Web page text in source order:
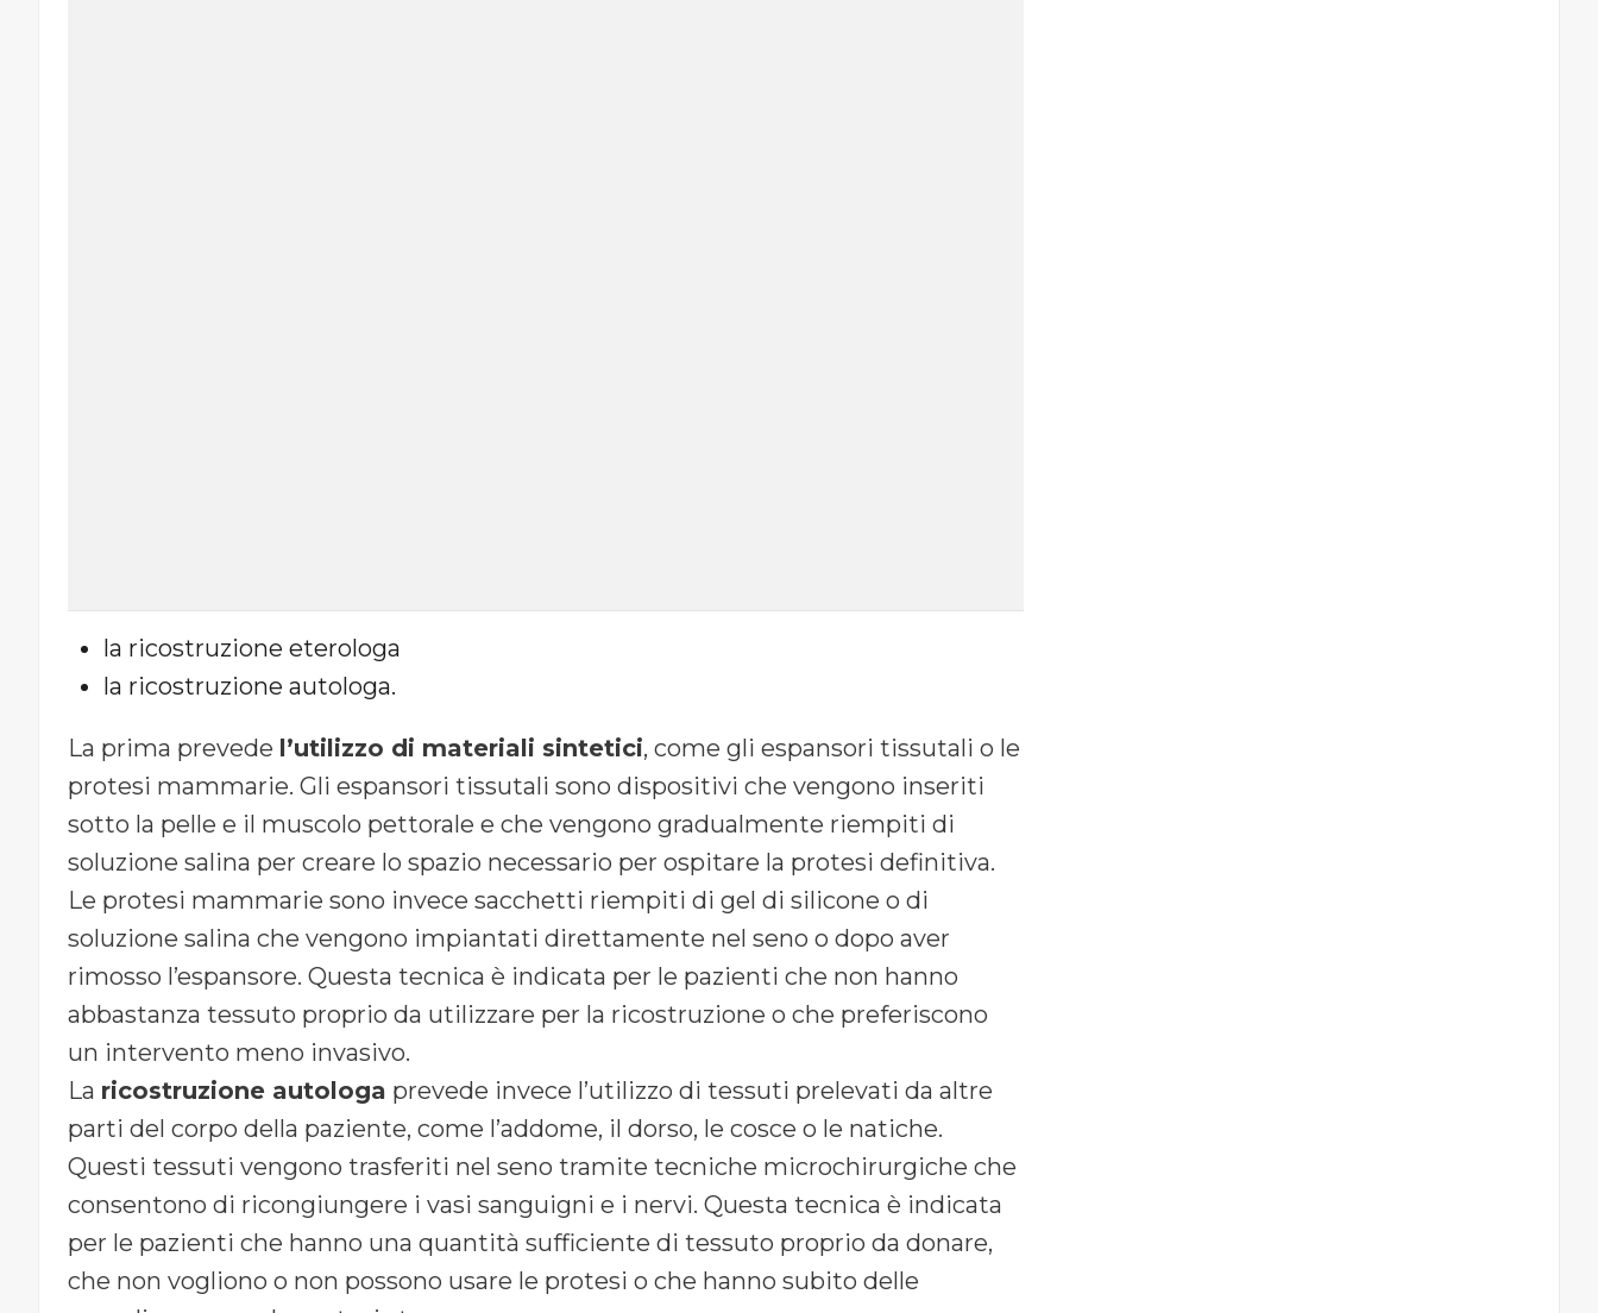
la ricostruzione eterologa
la ricostruzione autologa.
La prima prevede l’utilizzo di materiali sintetici, come gli espansori tissutali o le
protesi mammarie. Gli espansori tissutali sono dispositivi che vengono inseriti
sotto la pelle e il muscolo pettorale e che vengono gradualmente riempiti di
soluzione salina per creare lo spazio necessario per ospitare la protesi definitiva.
Le protesi mammarie sono invece sacchetti riempiti di gel di silicone o di
soluzione salina che vengono impiantati direttamente nel seno o dopo aver
rimosso l’espansore. Questa tecnica è indicata per le pazienti che non hanno
abbastanza tessuto proprio da utilizzare per la ricostruzione o che preferiscono
un intervento meno invasivo.
La ricostruzione autologa prevede invece l’utilizzo di tessuti prelevati da altre
parti del corpo della paziente, come l’addome, il dorso, le cosce o le natiche.
Questi tessuti vengono trasferiti nel seno tramite tecniche microchirurgiche che
consentono di ricongiungere i vasi sanguigni e i nervi. Questa tecnica è indicata
per le pazienti che hanno una quantità sufficiente di tessuto proprio da donare,
che non vogliono o non possono usare le protesi o che hanno subito delle